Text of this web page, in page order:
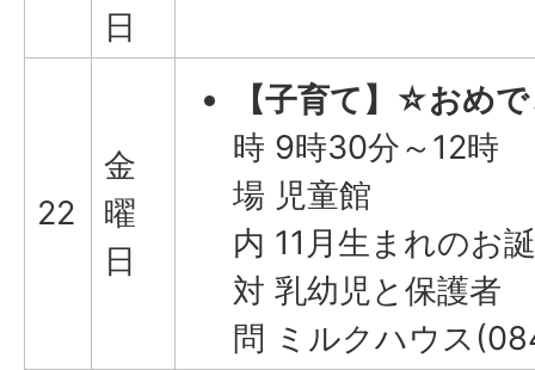
日
22
金
曜
日
【子育て】☆おめ
時 9時30分～12時
場 児童館
内 11月生まれのお
対 乳幼児と保護者
問 ミルクハウス